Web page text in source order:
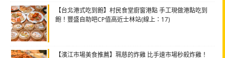
【台北港式吃到飽】村民食堂廚窗港點 手工現做港點吃到
飽！豐盛自助吧CP值高近士林站(線上：17)
【濱江市場美食推薦】珮慈的炸雞 比手速市場秒殺炸雞！